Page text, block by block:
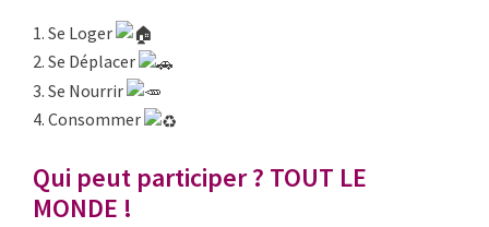
1. Se Loger
2. Se Déplacer
3. Se Nourrir
4. Consommer
Qui peut participer ? TOUT LE
MONDE !